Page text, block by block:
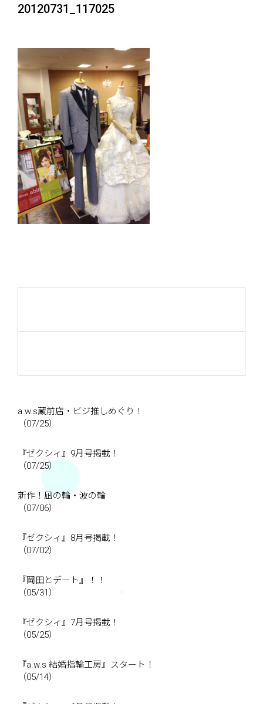
20120731_117025
a.w.s蔵前店・ビジ推しめぐり！
（07/25）
『ゼクシィ』9月号掲載！
（07/25）
新作！凪の輪・波の輪
（07/06）
『ゼクシィ』8月号掲載！
（07/02）
『岡田とデート』！！
（05/31）
『ゼクシィ』7月号掲載！
（05/25）
『a.w.s 結婚指輪工房』スタート！
（05/14）